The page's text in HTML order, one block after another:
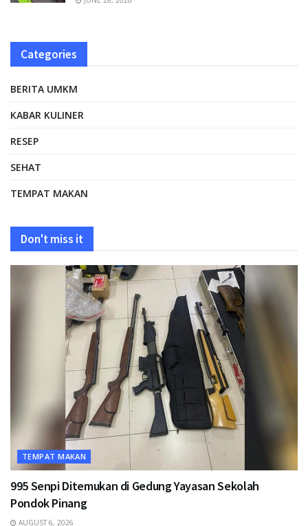
Categories
BERITA UMKM
KABAR KULINER
RESEP
SEHAT
TEMPAT MAKAN
Don't miss it
TEMPAT MAKAN
995 Senpi Ditemukan di Gedung Yayasan Sekolah
Pondok Pinang
AUGUST 6, 2026